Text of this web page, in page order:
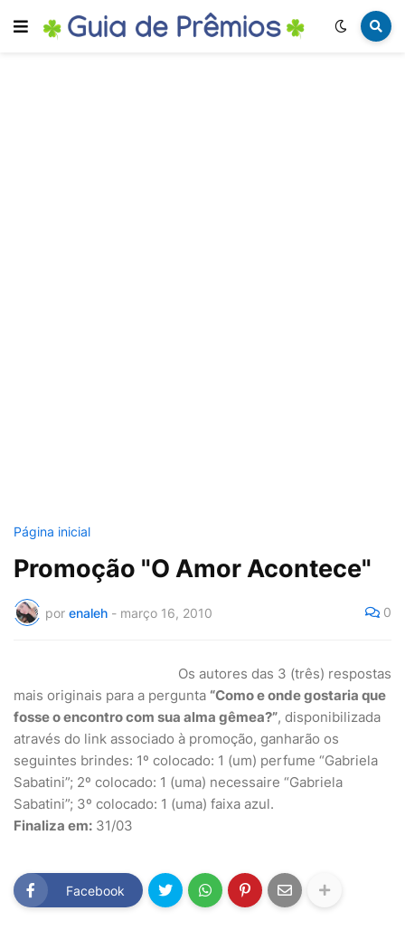
Página inicial
Promoção "O Amor Acontece"
por enaleh - março 16, 2010 0
Os autores das 3 (três) respostas
mais originais para a pergunta “Como e onde gostaria que
fosse o encontro com sua alma gêmea?”, disponibilizada
através do link associado à promoção, ganharão os
seguintes brindes: 1º colocado: 1 (um) perfume “Gabriela
Sabatini”; 2º colocado: 1 (uma) necessaire “Gabriela
Sabatini”; 3º colocado: 1 (uma) faixa azul.
Finaliza em: 31/03
Facebook